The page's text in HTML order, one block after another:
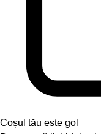
Coșul tău este gol